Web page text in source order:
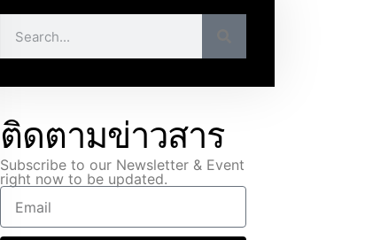
ติดตามข่าวสาร
Subscribe to our Newsletter & Event
right now to be updated.